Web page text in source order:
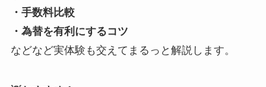
・手数料比較
・為替を有利にするコツ
などなど実体験も交えてまるっと解説します。